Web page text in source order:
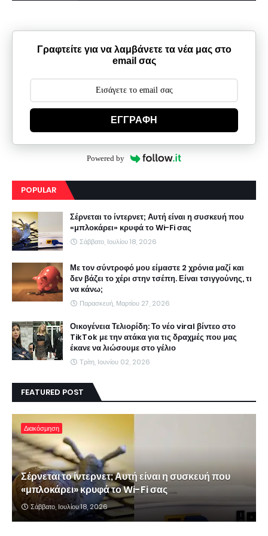
Γραφτείτε για να λαμβάνετε τα νέα μας στο
email σας
ΕΓΓΡΑΦΗ
Powered by
POPULAR
Σέρνεται το ίντερνετ; Αυτή είναι η συσκευή που
«μπλοκάρει» κρυφά το Wi-Fi σας
Σάββατο, Ιουλίου 18, 2026
Με τον σύντροφό μου είμαστε 2 χρόνια μαζί και
δεν βάζει το χέρι στην τσέπη. Είναι τσιγγούνης, τι
να κάνω;
Παρασκευή, Μαρτίου 27, 2026
Οικογένεια Τελιορίδη: Το νέο viral βίντεο στο
TikTok με την ατάκα για τις δραχμές που μας
έκανε να λιώσουμε στο γέλιο
Τρίτη, Ιουνίου 02, 2026
FEATURED POST
Διακόσμηση
Σέρνεται το ίντερνετ; Αυτή είναι η συσκευή που
«μπλοκάρει» κρυφά το Wi-Fi σας
Σάββατο, Ιουλίου 18, 2026